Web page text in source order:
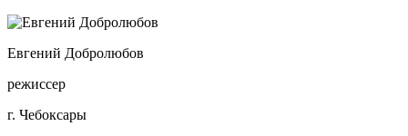
Евгений Добролюбов
режиссер
г. Чебоксары